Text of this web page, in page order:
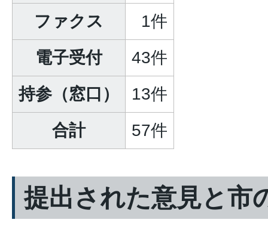
ファクス
1件
電子受付
43件
持参（窓口）
13件
合計
57件
提出された意見と市